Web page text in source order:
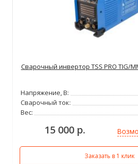
Сварочный инвертор TSS PRO TIG/
Напряжение, В:
Сварочный ток:
Вес:
15 000 р.
Заказать в 1 клик